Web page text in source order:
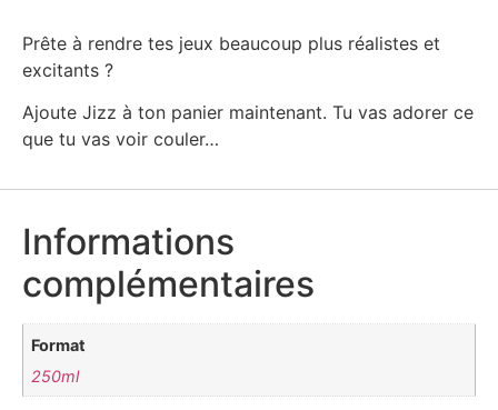
Prête à rendre tes jeux beaucoup plus réalistes et
excitants ?
Ajoute Jizz à ton panier maintenant. Tu vas adorer ce
que tu vas voir couler…
Informations
complémentaires
Format
250ml